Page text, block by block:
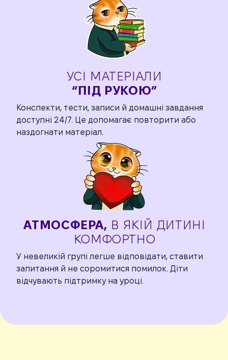
УСІ МАТЕРІАЛИ
“ПІД РУКОЮ”
Конспекти, тести, записи й домашні завдання
доступні 24/7. Це допомагає повторити або
наздогнати матеріал.
АТМОСФЕРА, В ЯКІЙ ДИТИНІ
КОМФОРТНО
У невеликій групі легше відповідати, ставити
запитання й не соромитися помилок. Діти
відчувають підтримку на уроці.